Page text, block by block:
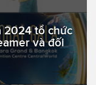
2024 tổ chức
và đối